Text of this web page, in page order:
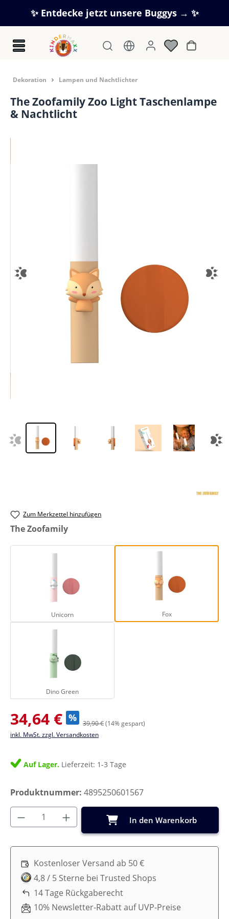
Zum Hauptinhalt springen
✨ Entdecke jetzt unsere Buggys → ✨
Dekoration Lampen und Nachtlichter
The Zoofamily Zoo Light Taschenlampe
& Nachtlicht
Zum Merkzettel hinzufügen
auswählen
The Zoofamily
Unicorn
Unicorn
Fox
Fox
Dino Green
Dino Green
Verkaufspreis:
34,64 € % 39,90 €(14% gespart)
inkl. MwSt. zzgl. Versandkosten
Auf Lager. Lieferzeit: 1-3 Tage
Produktnummer: 4895250601567
Produkt Anzahl: Gib den gewünschten
In den Warenkorb
Kostenloser Versand ab 50 €
4,8 / 5 Sterne bei Trusted Shops
14 Tage Rückgaberecht
10% Newsletter-Rabatt auf UVP-Preise